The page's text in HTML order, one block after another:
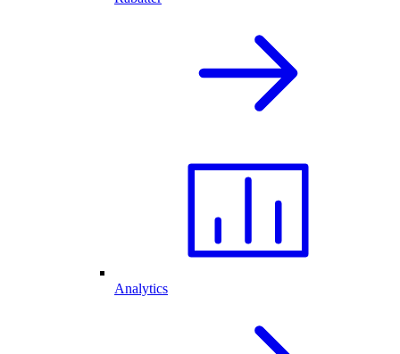
Analytics